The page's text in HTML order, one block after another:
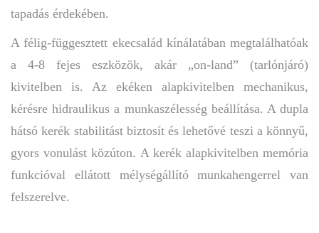
tapadás érdekében.
A félig-függesztett ekecsalád kínálatában megtalálhatóak
a 4-8 fejes eszközök, akár „on-land” (tarlónjáró)
kivitelben is. Az ekéken alapkivitelben mechanikus,
kérésre hidraulikus a munkaszélesség beállítása. A dupla
hátsó kerék stabilitást biztosít és lehetővé teszi a könnyű,
gyors vonulást közúton. A kerék alapkivitelben memória
funkcióval ellátott mélységállító munkahengerrel van
felszerelve.